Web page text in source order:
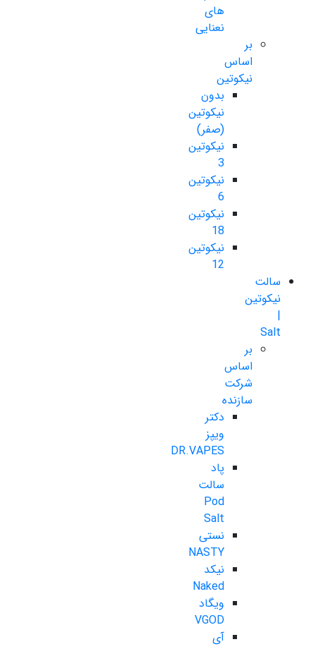
های
نعنایی
بر
اساس
نیکوتین
بدون
نیکوتین
(صفر)
نیکوتین
3
نیکوتین
6
نیکوتین
18
نیکوتین
12
سالت
نیکوتین
|
Salt
بر
اساس
شرکت
سازنده
دکتر
ویپز
DR.VAPES
پاد
سالت
Pod
Salt
نستی
NASTY
نیکد
Naked
ویگاد
VGOD
آی